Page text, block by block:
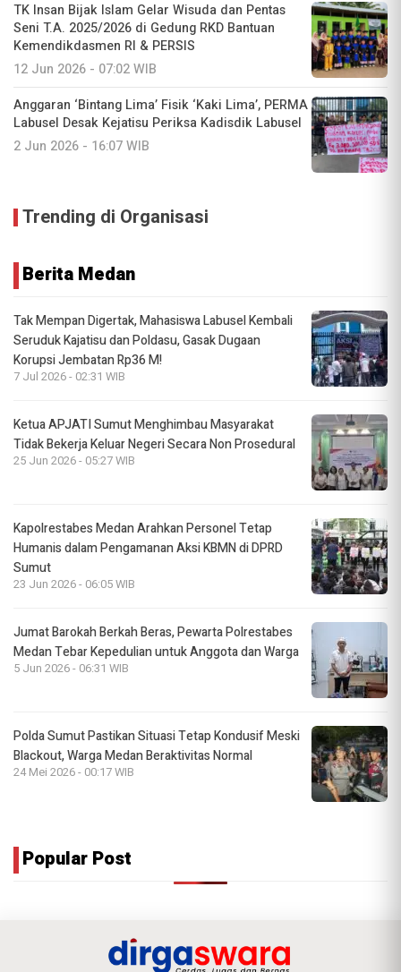
TK Insan Bijak Islam Gelar Wisuda dan Pentas
Seni T.A. 2025/2026 di Gedung RKD Bantuan
Kemendikdasmen RI & PERSIS
12 Jun 2026 - 07:02 WIB
Anggaran ‘Bintang Lima’ Fisik ‘Kaki Lima’, PERMA
Labusel Desak Kejatisu Periksa Kadisdik Labusel
2 Jun 2026 - 16:07 WIB
Trending di Organisasi
Berita Medan
Tak Mempan Digertak, Mahasiswa Labusel Kembali
Seruduk Kajatisu dan Poldasu, Gasak Dugaan
Korupsi Jembatan Rp36 M!
7 Jul 2026 - 02:31 WIB
Ketua APJATI Sumut Menghimbau Masyarakat
Tidak Bekerja Keluar Negeri Secara Non Prosedural
25 Jun 2026 - 05:27 WIB
Kapolrestabes Medan Arahkan Personel Tetap
Humanis dalam Pengamanan Aksi KBMN di DPRD
Sumut
23 Jun 2026 - 06:05 WIB
Jumat Barokah Berkah Beras, Pewarta Polrestabes
Medan Tebar Kepedulian untuk Anggota dan Warga
5 Jun 2026 - 06:31 WIB
Polda Sumut Pastikan Situasi Tetap Kondusif Meski
Blackout, Warga Medan Beraktivitas Normal
24 Mei 2026 - 00:17 WIB
Popular Post